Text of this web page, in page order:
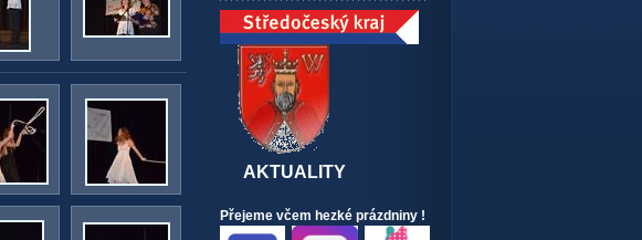
AKTUALITY
Přejeme včem hezké prázdniny !